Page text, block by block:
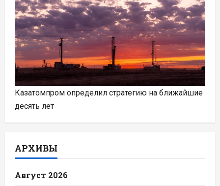
Казатомпром определил стратегию на ближайшие
десять лет
АРХИВЫ
Август 2026